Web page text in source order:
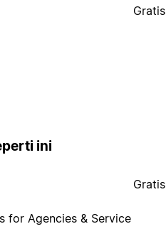
Gratis
ini
for Agencies & Service
Gratis